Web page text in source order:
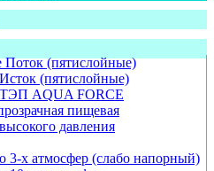
(пятислойные)
(пятислойные)
AQUA FORCE
пищевая
давления
х атмосфер (слабо напорный)